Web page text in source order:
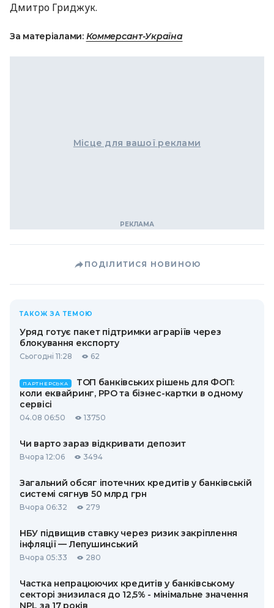
Дмитро Гриджук.
За матеріалами: Коммерсант-Україна
Місце для вашої реклами
ПОДІЛИТИСЯ НОВИНОЮ
ТАКОЖ ЗА ТЕМОЮ
Уряд готує пакет підтримки аграріїв через
блокування експорту
Сьогодні 11:28 62
ПАРТНЕРСЬКА
ТОП банківських рішень для ФОП:
коли еквайринг, РРО та бізнес-картки в одному
сервісі
04.08 06:50 13750
Чи варто зараз відкривати депозит
Вчора 12:06 3494
Загальний обсяг іпотечних кредитів у банківській
системі сягнув 50 млрд грн
Вчора 06:32 279
НБУ підвищив ставку через ризик закріплення
інфляції — Лепушинський
Вчора 05:33 280
Частка непрацюючих кредитів у банківському
секторі знизилася до 12,5% - мінімальне значення
NPL за 17 років